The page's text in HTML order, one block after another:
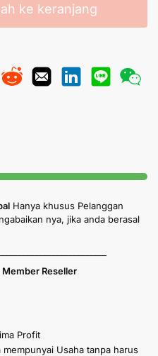
ke keranjang
Hanya khusus Pelanggan
nya, jika anda berasal
Member Reseller
Profit
Usaha tanpa harus